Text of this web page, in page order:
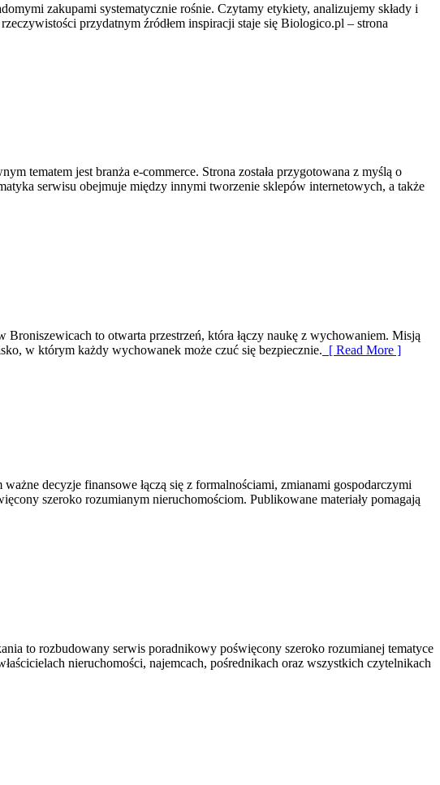
zakupami systematycznie rośnie. Czytamy etykiety, analizujemy składy i
przydatnym źródłem inspiracji staje się Biologico.pl – strona
tematem jest branża e-commerce. Strona została przygotowana z myślą o
serwisu obejmuje między innymi tworzenie sklepów internetowych, a także
Broniszewicach to otwarta przestrzeń, która łączy naukę z wychowaniem. Misją
w którym każdy wychowanek może czuć się bezpiecznie. [ Read More ]
decyzje finansowe łączą się z formalnościami, zmianami gospodarczymi
szeroko rozumianym nieruchomościom. Publikowane materiały pomagają
to rozbudowany serwis poradnikowy poświęcony szeroko rozumianej tematyce
nieruchomości, najemcach, pośrednikach oraz wszystkich czytelnikach